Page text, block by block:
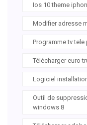
Ios 10 theme
Modifier adresse
Programme tv
Télécharger euro
Logiciel
Outil de
windows 8